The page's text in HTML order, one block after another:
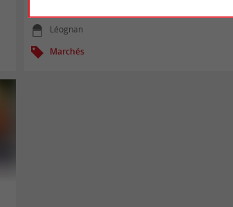
Léognan
Marchés